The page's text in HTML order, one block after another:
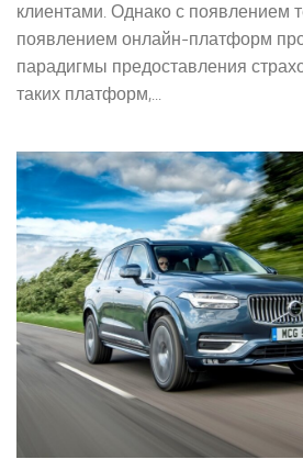
клиентами. Однако с появлением
появлением онлайн-платформ
парадигмы предоставления
таких платформ,...